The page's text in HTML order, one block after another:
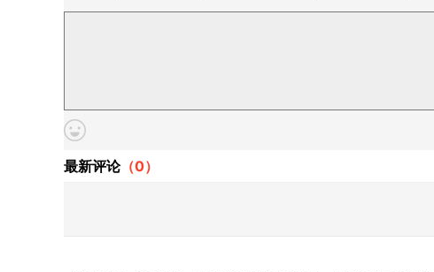
最新评论（0）